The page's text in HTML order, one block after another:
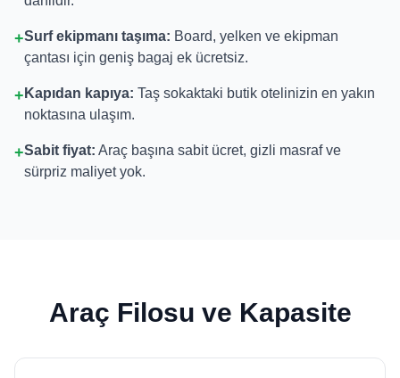
+Surf ekipmanı taşıma: Board, yelken ve ekipman
çantası için geniş bagaj ek ücretsiz.
+ Kapıdan kapıya: Taş sokaktaki butik otelinizin en yakın
noktasına ulaşım.
+Sabit fiyat: Araç başına sabit ücret, gizli masraf ve
sürpriz maliyet yok.
Araç Filosu ve Kapasite